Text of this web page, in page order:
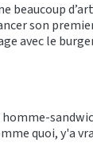
beaucoup
son
avec le
quoi, y'a